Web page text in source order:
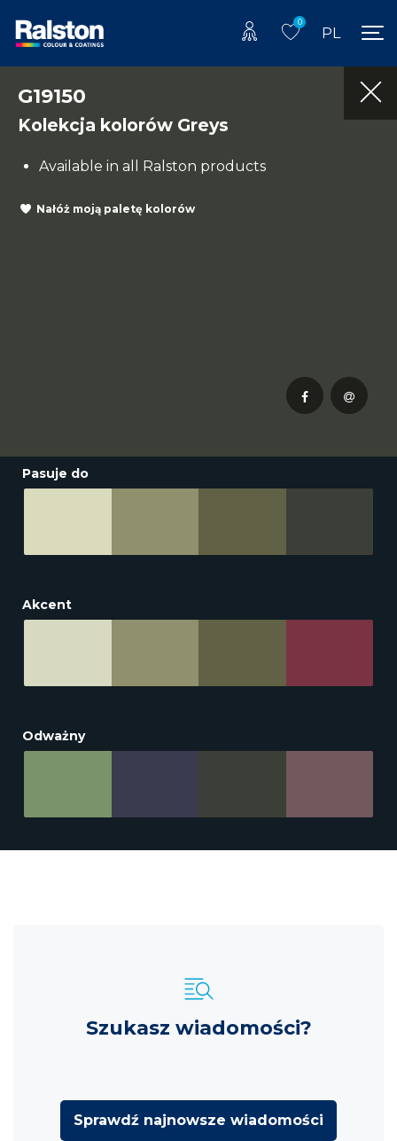
0
PL
G19150
Kolekcja kolorów Greys
Available in all Ralston products
Nałóż moją paletę kolorów
Pasuje do
Akcent
Odważny
Szukasz wiadomości?
Sprawdź najnowsze wiadomości